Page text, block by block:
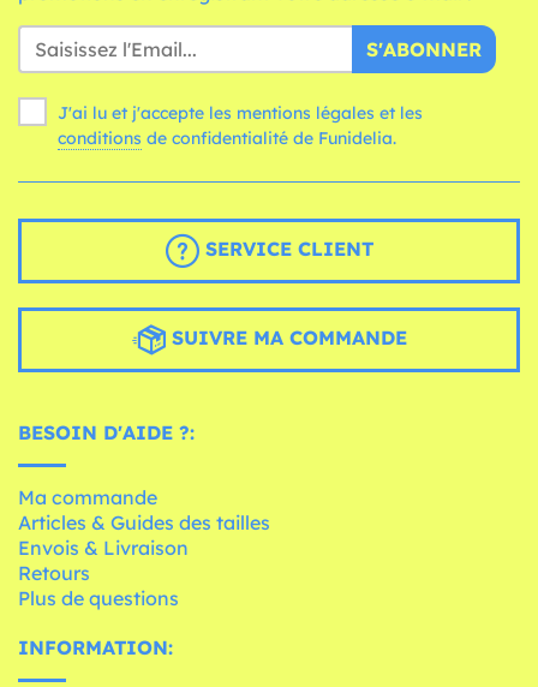
S'ABONNER
J'ai lu et j'accepte les mentions légales et les
conditions de confidentialité de Funidelia.
SERVICE CLIENT
SUIVRE MA COMMANDE
BESOIN D'AIDE ?:
Ma commande
Articles & Guides des tailles
Envois & Livraison
Retours
Plus de questions
INFORMATION: